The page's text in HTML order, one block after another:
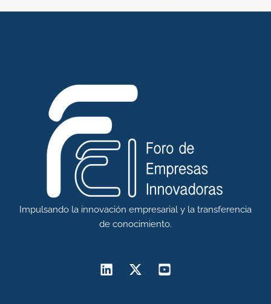
Impulsando la innovación empresarial y la transferencia
de conocimiento.